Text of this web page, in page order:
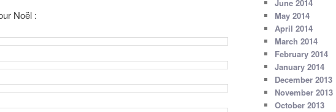
Noël :
June 2014
May 2014
April 2014
March 2014
February 2014
January 2014
December 2013
November 2013
October 2013